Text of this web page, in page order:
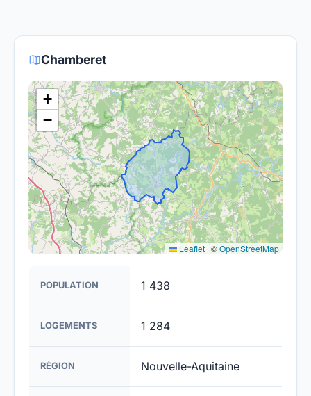
rendre la fibre optique accessible dans toute la
être plus difficiles à couvrir, l'objectif est de
fournir un accès à la fibre à la majorité des foyers
français d'ici 2030.
Chamberet
+
−
Leaflet | ©OpenStreetMap
POPULATION 1 438
LOGEMENTS 1 284
RÉGION Nouvelle-Aquitaine